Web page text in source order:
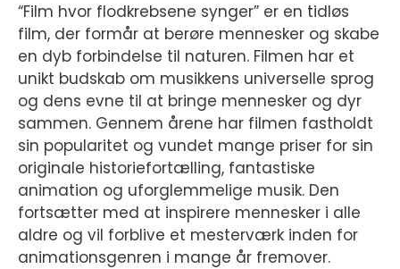
“Film hvor flodkrebsene synger” er en tidløs
film, der formår at berøre mennesker og skabe
en dyb forbindelse til naturen. Filmen har et
unikt budskab om musikkens universelle sprog
og dens evne til at bringe mennesker og dyr
sammen. Gennem årene har filmen fastholdt
sin popularitet og vundet mange priser for sin
originale historiefortælling, fantastiske
animation og uforglemmelige musik. Den
fortsætter med at inspirere mennesker i alle
aldre og vil forblive et mesterværk inden for
animationsgenren i mange år fremover.